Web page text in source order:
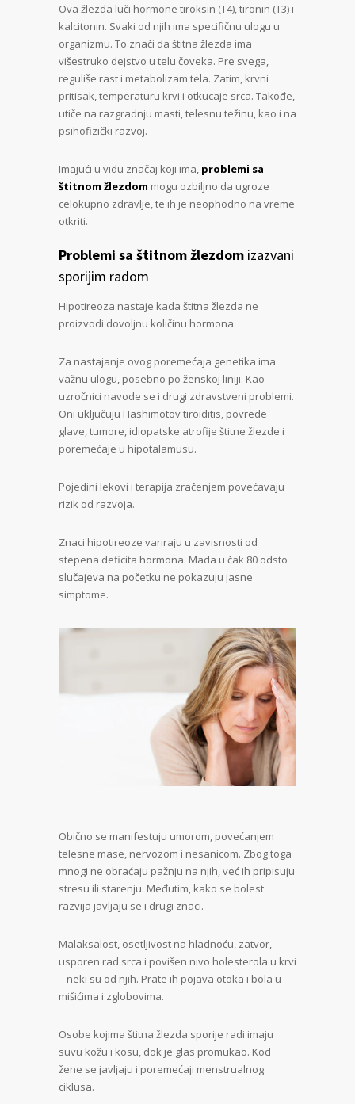
Ova žlezda luči hormone tiroksin (T4), tironin (T3) i
kalcitonin. Svaki od njih ima specifičnu ulogu u
organizmu. To znači da štitna žlezda ima
višestruko dejstvo u telu čoveka. Pre svega,
reguliše rast i metabolizam tela. Zatim, krvni
pritisak, temperaturu krvi i otkucaje srca. Takođe,
utiče na razgradnju masti, telesnu težinu, kao i na
psihofizički razvoj.
Imajući u vidu značaj koji ima, problemi sa
štitnom žlezdom mogu ozbiljno da ugroze
celokupno zdravlje, te ih je neophodno na vreme
otkriti.
Problemi sa štitnom žlezdom izazvani
sporijim radom
Hipotireoza nastaje kada štitna žlezda ne
proizvodi dovoljnu količinu hormona.
Za nastajanje ovog poremećaja genetika ima
važnu ulogu, posebno po ženskoj liniji. Kao
uzročnici navode se i drugi zdravstveni problemi.
Oni uključuju Hashimotov tiroiditis, povrede
glave, tumore, idiopatske atrofije štitne žlezde i
poremećaje u hipotalamusu.
Pojedini lekovi i terapija zračenjem povećavaju
rizik od razvoja.
Znaci hipotireoze variraju u zavisnosti od
stepena deficita hormona. Mada u čak 80 odsto
slučajeva na početku ne pokazuju jasne
simptome.
Obično se manifestuju umorom, povećanjem
telesne mase, nervozom i nesanicom. Zbog toga
mnogi ne obraćaju pažnju na njih, već ih pripisuju
stresu ili starenju. Međutim, kako se bolest
razvija javljaju se i drugi znaci.
Malaksalost, osetljivost na hladnoću, zatvor,
usporen rad srca i povišen nivo holesterola u krvi
– neki su od njih. Prate ih pojava otoka i bola u
mišićima i zglobovima.
Osobe kojima štitna žlezda sporije radi imaju
suvu kožu i kosu, dok je glas promukao. Kod
žene se javljaju i poremećaji menstrualnog
ciklusa.